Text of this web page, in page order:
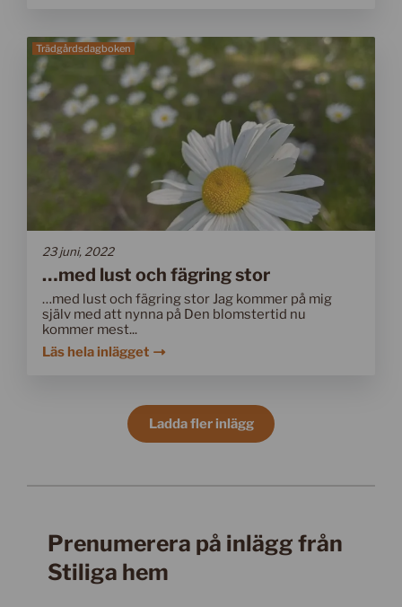
Trädgårdsdagboken
23 juni, 2022
…med lust och fägring stor
…med lust och fägring stor Jag kommer på mig
själv med att nynna på Den blomstertid nu
kommer mest...
Läs hela inlägget
Ladda fler inlägg
Prenumerera på inlägg från
Stiliga hem